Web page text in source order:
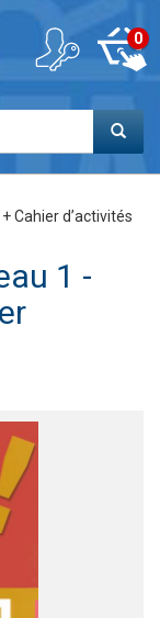
0
Cahier d’activités
1 -